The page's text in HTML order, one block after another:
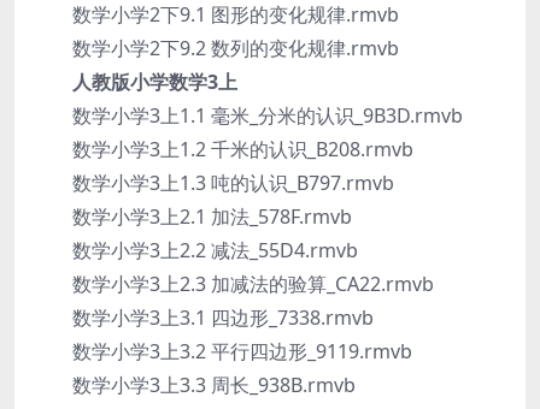
数学小学2下9.1 图形的变化规律.rmvb
数学小学2下9.2 数列的变化规律.rmvb
人教版小学数学3上
数学小学3上1.1 毫米_分米的认识_9B3D.rmvb
数学小学3上1.2 千米的认识_B208.rmvb
数学小学3上1.3 吨的认识_B797.rmvb
数学小学3上2.1 加法_578F.rmvb
数学小学3上2.2 减法_55D4.rmvb
数学小学3上2.3 加减法的验算_CA22.rmvb
数学小学3上3.1 四边形_7338.rmvb
数学小学3上3.2 平行四边形_9119.rmvb
数学小学3上3.3 周长_938B.rmvb